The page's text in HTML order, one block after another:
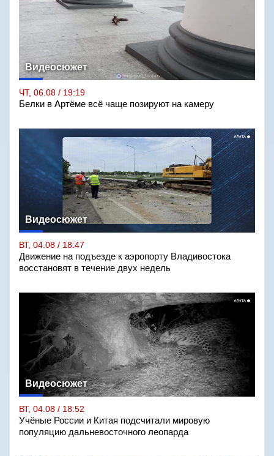
Видеосюжет
ЧТ, 06.08 / 19:19
Белки в Артёме всё чаще позируют на камеру
Видеосюжет
ВТ, 04.08 / 18:47
Движение на подъезде к аэропорту Владивостока
восстановят в течение двух недель
Видеосюжет
ВТ, 04.08 / 18:52
Учёные России и Китая подсчитали мировую
популяцию дальневосточного леопарда